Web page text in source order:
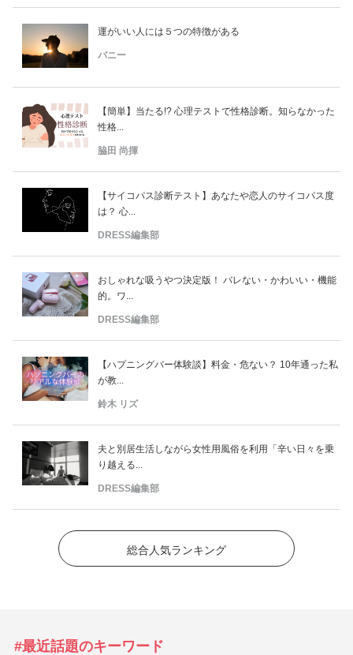
運がいい人には５つの特徴がある
バニー
【簡単】当たる!? 心理テストで性格診断。知らなかった
性格...
脇田 尚揮
【サイコパス診断テスト】あなたや恋人のサイコパス度
は？ 心...
DRESS編集部
おしゃれな吸うやつ決定版！ バレない・かわいい・機能
的。ワ...
DRESS編集部
【ハプニングバー体験談】料金・危ない？ 10年通った私
が教...
鈴木 リズ
夫と別居生活しながら女性用風俗を利用「辛い日々を乗
り越える...
DRESS編集部
総合人気ランキング
#最近話題のキーワード